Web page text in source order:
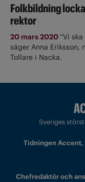
Folkbildning
rektor
20 mars 2020 ”Vi
säger Anna Eriksson,
Tollare i Nacka.
Sveriges
Tidningen Accent,
Chefredaktör och